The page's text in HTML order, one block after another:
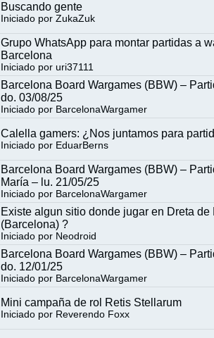
Buscando gente
Iniciado por ZukaZuk
Grupo WhatsApp para montar partidas a
Barcelona
Iniciado por uri37111
Barcelona Board Wargames (BBW) –
do. 03/08/25
Iniciado por BarcelonaWargamer
Calella gamers: ¿Nos juntamos para
Iniciado por EduarBerns
Barcelona Board Wargames (BBW) –
María – lu. 21/05/25
Iniciado por BarcelonaWargamer
Existe algun sitio donde jugar en Dreta de
(Barcelona) ?
Iniciado por Neodroid
Barcelona Board Wargames (BBW) –
do. 12/01/25
Iniciado por BarcelonaWargamer
Mini campaña de rol Retis Stellarum
Iniciado por Reverendo Foxx